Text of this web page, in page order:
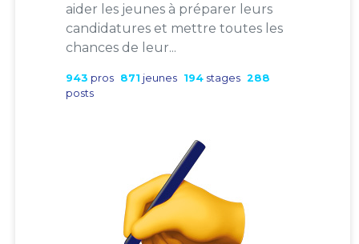
aider les jeunes à préparer leurs
candidatures et mettre toutes les
chances de leur...
943 pros 871 jeunes 194 stages 288
posts